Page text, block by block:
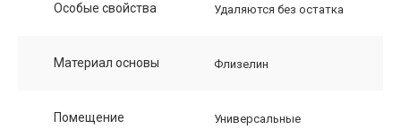
Особые свойства Удаляются без остатка
Материал основы Флизелин
Помещение Универсальные